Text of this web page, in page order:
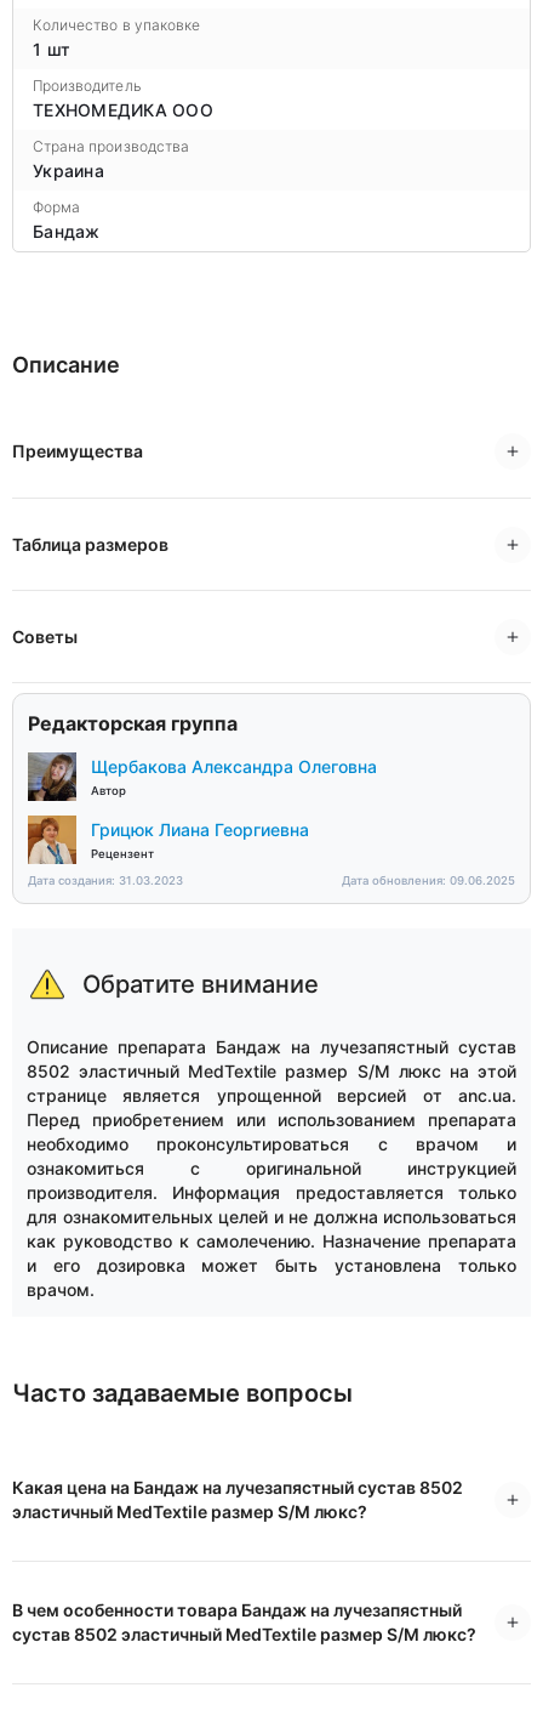
Количество в упаковке
1 шт
Производитель
ТЕХНОМЕДИКА ООО
Страна производства
Украина
Форма
Бандаж
Описание
Преимущества
Таблица размеров
Советы
Редакторская группа
Щербакова Александра Олеговна
Автор
Грицюк Лиана Георгиевна
Рецензент
Дата создания: 31.03.2023
Дата обновления: 09.06.2025
Обратите внимание
Описание препарата Бандаж на лучезапястный сустав
8502 эластичный MedTextile размер S/M люкс на этой
странице является упрощенной версией от anc.ua.
Перед приобретением или использованием препарата
необходимо проконсультироваться с врачом и
ознакомиться с оригинальной инструкцией
производителя. Информация предоставляется только
для ознакомительных целей и не должна использоваться
как руководство к самолечению. Назначение препарата
и его дозировка может быть установлена только
врачом.
Часто задаваемые вопросы
Какая цена на Бандаж на лучезапястный сустав 8502
эластичный MedTextile размер S/M люкс?
В чем особенности товара Бандаж на лучезапястный
сустав 8502 эластичный MedTextile размер S/M люкс?